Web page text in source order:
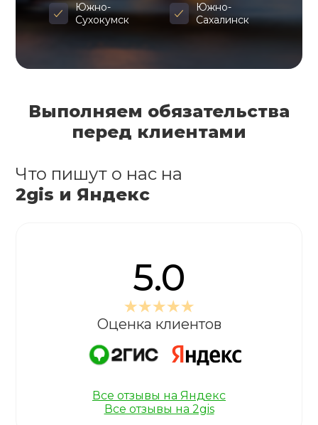
Южно-
Сухокумск
Южно-
Сахалинск
Выполняем обязательства
перед клиентами
Что пишут о нас на
2gis и Яндекс
5.0
Оценка клиентов
Все отзывы на Яндекс
Все отзывы на 2gis